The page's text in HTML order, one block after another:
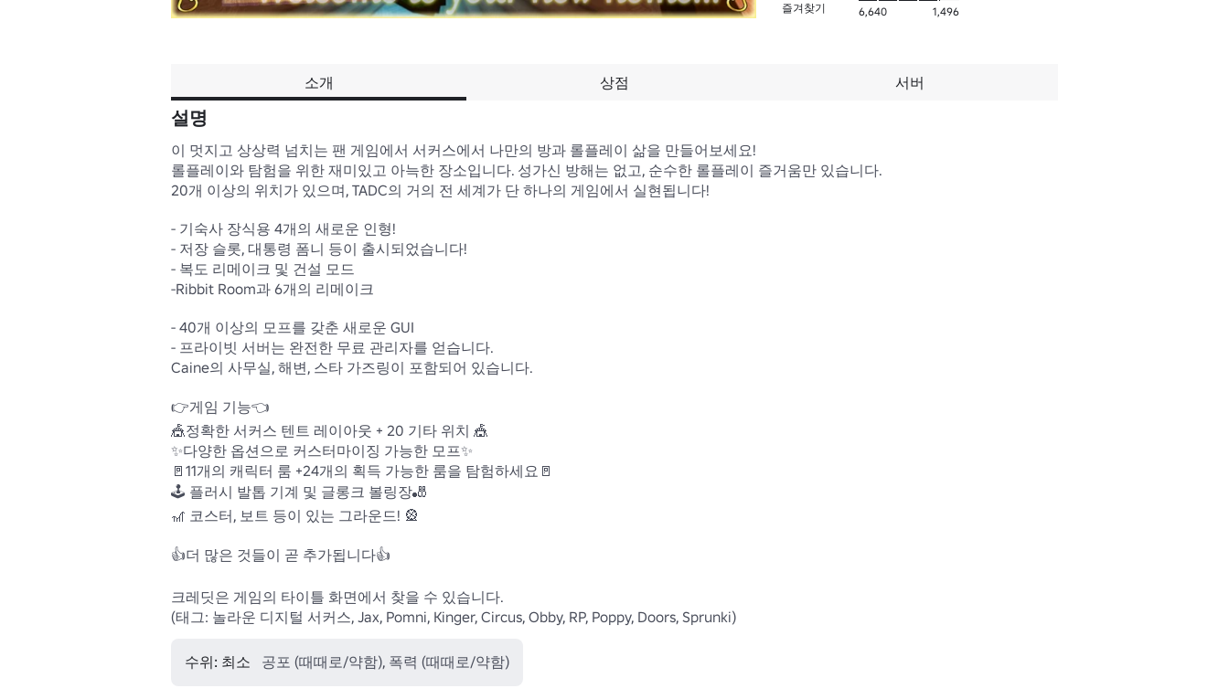
즐겨찾기 6,640 1,496
소개 상점 서버
설명
이 멋지고 상상력 넘치는 팬 게임에서 서커스에서 나만의 방과 롤플레이 삶을 만들어보세요!
롤플레이와 탐험을 위한 재미있고 아늑한 장소입니다. 성가신 방해는 없고, 순수한 롤플레이 즐거움만 있습니다.
20개 이상의 위치가 있으며, TADC의 거의 전 세계가 단 하나의 게임에서 실현됩니다!
- 기숙사 장식용 4개의 새로운 인형!
- 저장 슬롯, 대통령 폼니 등이 출시되었습니다!
- 복도 리메이크 및 건설 모드
-Ribbit Room과 6개의 리메이크
- 40개 이상의 모프를 갖춘 새로운 GUI
- 프라이빗 서버는 완전한 무료 관리자를 얻습니다.
Caine의 사무실, 해변, 스타 가즈링이 포함되어 있습니다.
👉게임 기능👈
🎪정확한 서커스 텐트 레이아웃 + 20 기타 위치 🎪
✨다양한 옵션으로 커스터마이징 가능한 모프✨
🚪11개의 캐릭터 룸 +24개의 획득 가능한 룸을 탐험하세요🚪
🕹️ 플러시 발톱 기계 및 글롱크 볼링장🎳
🎢 코스터, 보트 등이 있는 그라운드! 🎡
👍더 많은 것들이 곧 추가됩니다👍
크레딧은 게임의 타이틀 화면에서 찾을 수 있습니다.
(태그: 놀라운 디지털 서커스, Jax, Pomni, Kinger, Circus, Obby, RP, Poppy, Doors, Sprunki)
수위: 최소 공포 (때때로/약함), 폭력 (때때로/약함)